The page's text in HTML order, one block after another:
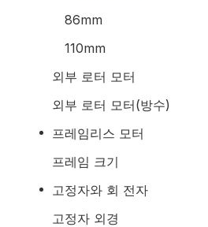
86mm
110mm
외부 로터 모터
외부 로터 모터(방수)
프레임리스 모터
프레임 크기
고정자와 회 전자
고정자 외경